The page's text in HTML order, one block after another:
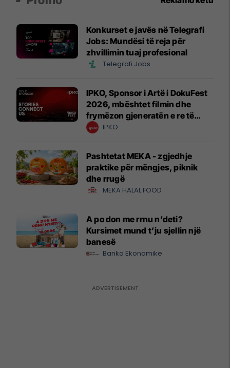
Konkurset e javës në Telegrafi
Jobs: Mundësi të reja për
zhvillimin tuaj profesional
Telegrafi Jobs
IPKO, Sponsor i Artë i DokuFest
2026, mbështet filmin dhe
frymëzon gjeneratën e re të
krijuesve
IPKO
Pashtetat MEKA - zgjedhje
praktike për mëngjes, piknik
dhe rrugë
MEKA HALAL FOOD
A po don me rrnu n’deti?
Kursimet mund t’ju sjellin një
banesë
Banka Ekonomike